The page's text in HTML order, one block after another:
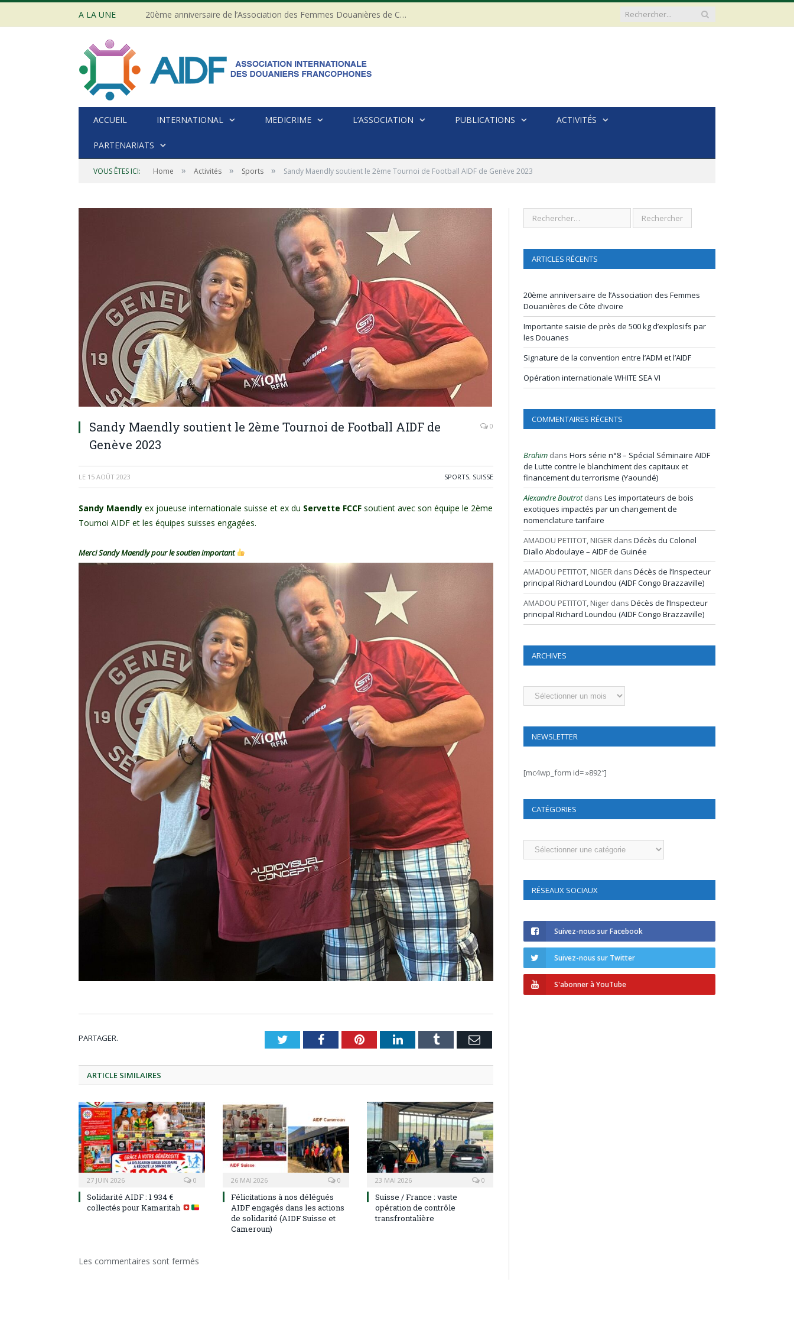
A LA UNE 20ème anniversaire de l’Association des Femmes Douanières de Côte d’ivoire
ACCUEIL INTERNATIONAL MEDICRIME L’ASSOCIATION PUBLICATIONS ACTIVITÉS
PARTENARIATS
VOUS ÊTES ICI: Home » Activités » Sports » Sandy Maendly soutient le 2ème Tournoi de Football AIDF de Genève 2023
Sandy Maendly soutient le 2ème Tournoi de Football AIDF de
Genève 2023
0
LE 15 AOÛT 2023 SPORTS, SUISSE
Sandy Maendly ex joueuse internationale suisse et ex du Servette FCCF soutient avec son équipe le 2ème
Tournoi AIDF et les équipes suisses engagées.
Merci Sandy Maendly pour le soutien important
PARTAGER. TwitterFacebookPinterestLinkedInTumblr Email
ARTICLE SIMILAIRES
27 JUIN 2026 0
Solidarité AIDF : 1 934 €
collectés pour Kamaritah
26 MAI 2026 0
Félicitations à nos délégués
AIDF engagés dans les actions
de solidarité (AIDF Suisse et
Cameroun)
23 MAI 2026 0
Suisse / France : vaste
opération de contrôle
transfrontalière
Les commentaires sont fermés
ARTICLES RÉCENTS
20ème anniversaire de l’Association des Femmes
Douanières de Côte d’ivoire
Importante saisie de près de 500 kg d’explosifs par
les Douanes
Signature de la convention entre l’ADM et l’AIDF
Opération internationale WHITE SEA VI
COMMENTAIRES RÉCENTS
Brahim dans Hors série n°8 – Spécial Séminaire AIDF
de Lutte contre le blanchiment des capitaux et
financement du terrorisme (Yaoundé)
Alexandre Boutrotdans Les importateurs de bois
exotiques impactés par un changement de
nomenclature tarifaire
AMADOU PETITOT, NIGER dans Décès du Colonel
Diallo Abdoulaye – AIDF de Guinée
AMADOU PETITOT, NIGER dans Décès de l’Inspecteur
principal Richard Loundou (AIDF Congo Brazzaville)
AMADOU PETITOT, Niger dans Décès de l’Inspecteur
principal Richard Loundou (AIDF Congo Brazzaville)
ARCHIVES
Archives
NEWSLETTER
[mc4wp_form id= »892″]
CATÉGORIES
Catégories
RÉSEAUX SOCIAUX
Suivez-nous sur Facebook
Suivez-nous sur Twitter
S'abonner à YouTube